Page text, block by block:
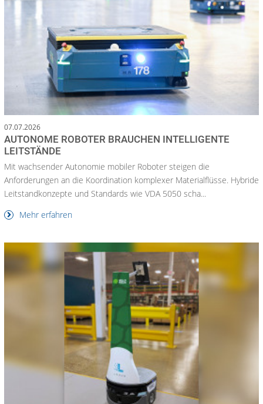
07.07.2026
AUTONOME ROBOTER BRAUCHEN INTELLIGENTE
LEITSTÄNDE
Mit wachsender Autonomie mobiler Roboter steigen die
Anforderungen an die Koordination komplexer Materialflüsse. Hybride
Leitstandkonzepte und Standards wie VDA 5050 scha...
Mehr erfahren